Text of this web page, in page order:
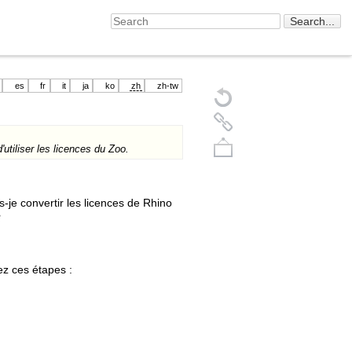
es fr it ja ko zh zh-tw
les licences du Zoo.
je convertir les licences de Rhino
ces étapes :